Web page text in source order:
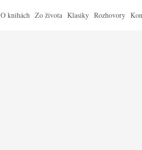
O knihách Zo života Klasiky Rozhovory